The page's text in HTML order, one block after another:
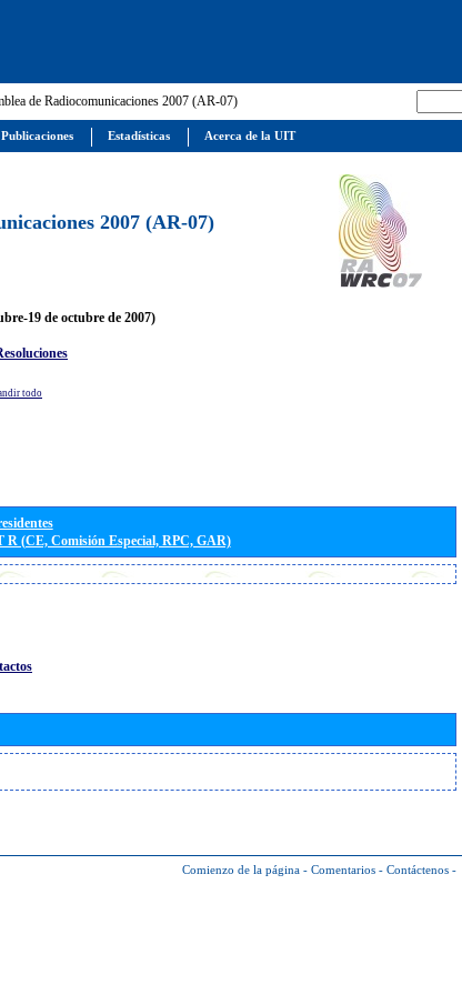
de Radiocomunicaciones 2007 (AR-07)
2007 (AR-07)
19 de octubre de 2007)
todo
R (CE, Comisión Especial, RPC, GAR)
Comienzo de la página - Comentarios - Contáctenos -
Publicaciones Estadísticas Acerca de la UIT